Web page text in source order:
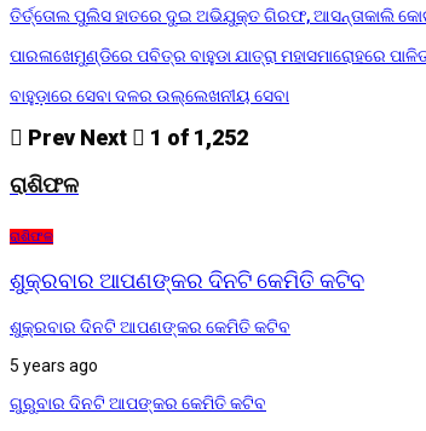
ତିର୍ତ୍ତୋଲ ପୁଲିସ ହାତରେ ଦୁଇ ଅଭିଯୁକ୍ତ ଗିରଫ, ଆସନ୍ତାକାଲି
ପାରଳାଖେମୁଣ୍ଡିରେ ପବିତ୍ର ବାହୁଡା ଯାତ୍ରା ମହାସମାରୋହରେ
ବାହୁଡ଼ାରେ ସେବା ଦଳର ଉଲ୍ଲେଖନୀୟ ସେବା
Prev Next
1 of 1,252
ରାଶିଫଳ
ରାଶିଫଳ
ଶୁକ୍ରବାର ଆପଣଙ୍କର ଦିନଟି କେମିତି କଟିବ
ଶୁକ୍ରବାର ଦିନଟି ଆପଣଙ୍କର କେମିତି କଟିବ
5 years ago
ଗୁରୁବାର ଦିନଟି ଆପଙ୍କର କେମିତି କଟିବ